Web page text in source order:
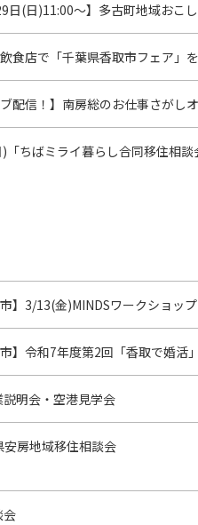
日(日)11:00～】多古町地域おこ
食店で「千葉県香取市フェア」
ブ配信！】南房総のお仕事さがし
「ちばミライ暮らし合同移住相談
市】3/13(金)MINDSワークショッ
市】令和7年度第2回「香取で婚活
明会・空港見学会
安房地域移住相談会
会